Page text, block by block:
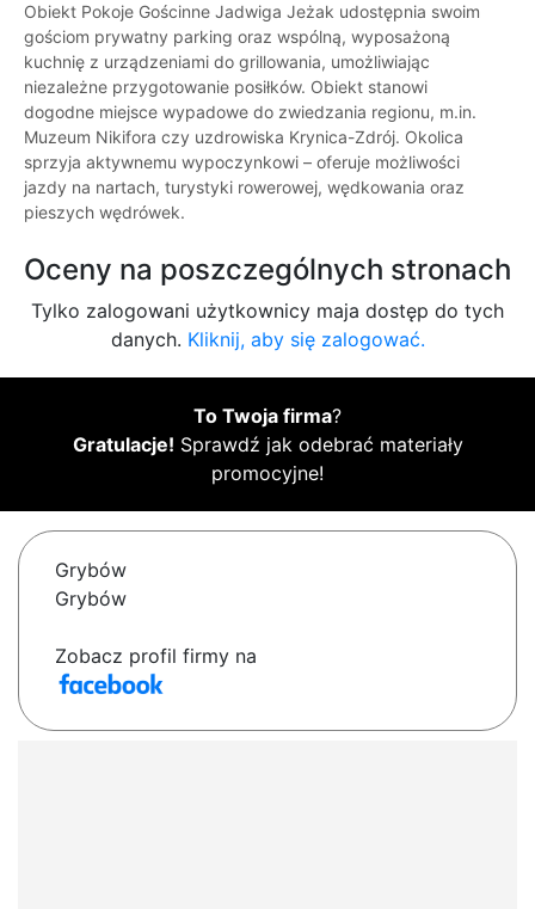
Obiekt Pokoje Gościnne Jadwiga Jeżak udostępnia swoim
gościom prywatny parking oraz wspólną, wyposażoną
kuchnię z urządzeniami do grillowania, umożliwiając
niezależne przygotowanie posiłków. Obiekt stanowi
dogodne miejsce wypadowe do zwiedzania regionu, m.in.
Muzeum Nikifora czy uzdrowiska Krynica-Zdrój. Okolica
sprzyja aktywnemu wypoczynkowi – oferuje możliwości
jazdy na nartach, turystyki rowerowej, wędkowania oraz
pieszych wędrówek.
Oceny na poszczególnych stronach
Tylko zalogowani użytkownicy maja dostęp do tych
danych. Kliknij, aby się zalogować.
To Twoja firma?
Gratulacje! Sprawdź jak odebrać materiały
promocyjne!
Grybów
Grybów
Zobacz profil firmy na